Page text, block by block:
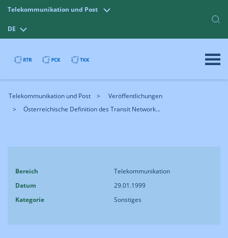
Telekommunikation und Post
DE
Telekommunikation und Post
Veröffentlichungen
Österreichische Definition des Transit Network...
Bereich
Telekommunikation
Datum
29.01.1999
Kategorie
Sonstiges